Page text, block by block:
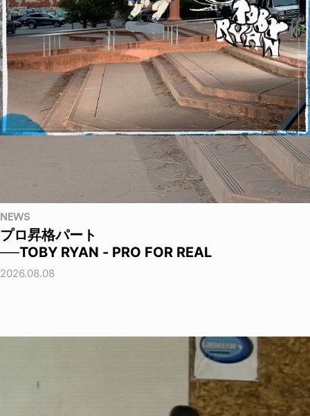
NEWS
プロ昇格パート
──TOBY RYAN - PRO FOR REAL
2026.08.08